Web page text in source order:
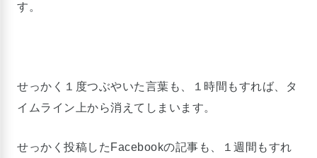
す。
せっかく１度つぶやいた言葉も、１時間もすれば、タ
イムライン上から消えてしまいます。
せっかく投稿したFacebookの記事も、１週間もすれ